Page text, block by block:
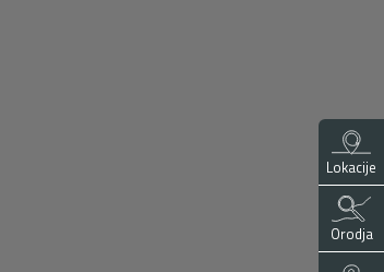
Lokacije
Orodja